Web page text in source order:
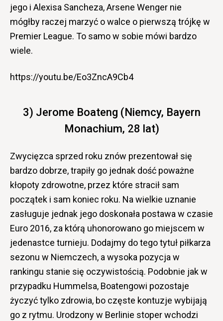
jego i Alexisa Sancheza, Arsene Wenger nie
mógłby raczej marzyć o walce o pierwszą trójkę w
Premier League. To samo w sobie mówi bardzo
wiele.
https://youtu.be/Eo3ZncA9Cb4
3) Jerome Boateng (Niemcy, Bayern
Monachium, 28 lat)
Zwycięzca sprzed roku znów prezentował się
bardzo dobrze, trapiły go jednak dość poważne
kłopoty zdrowotne, przez które stracił sam
początek i sam koniec roku. Na wielkie uznanie
zasługuje jednak jego doskonała postawa w czasie
Euro 2016, za którą uhonorowano go miejscem w
jedenastce turnieju. Dodajmy do tego tytuł piłkarza
sezonu w Niemczech, a wysoka pozycja w
rankingu stanie się oczywistością. Podobnie jak w
przypadku Hummelsa, Boatengowi pozostaje
życzyć tylko zdrowia, bo częste kontuzje wybijają
go z rytmu. Urodzony w Berlinie stoper wchodzi